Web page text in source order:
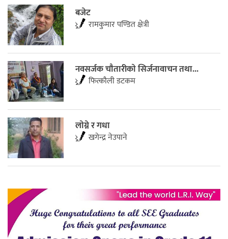
बजेट
रामकुमार पण्डित क्षेत्री
नवसर्जक चाैतारीकाे सिर्जनावाचन तथा...
फित्काैली डटकम
लाेग्ने र गधा
खगेन्द्र नेउपाने